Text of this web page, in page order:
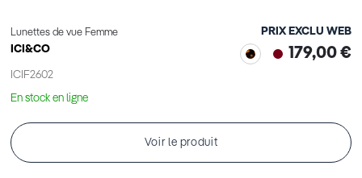
Lunettes de vue Femme
ICI&CO
ICIF2602
PRIX EXCLU WEB
179,00 €
En stock en ligne
Voir le produit